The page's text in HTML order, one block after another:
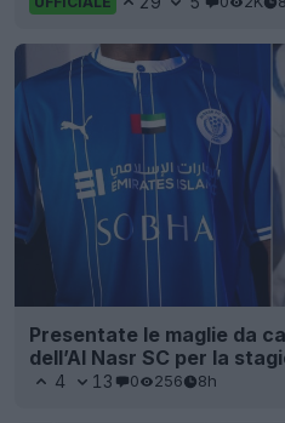
Presentate le maglie da
dell’Al Nasr SC per la
4 13 0 256 8h